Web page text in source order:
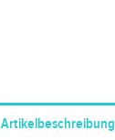
Artikelbeschreibung